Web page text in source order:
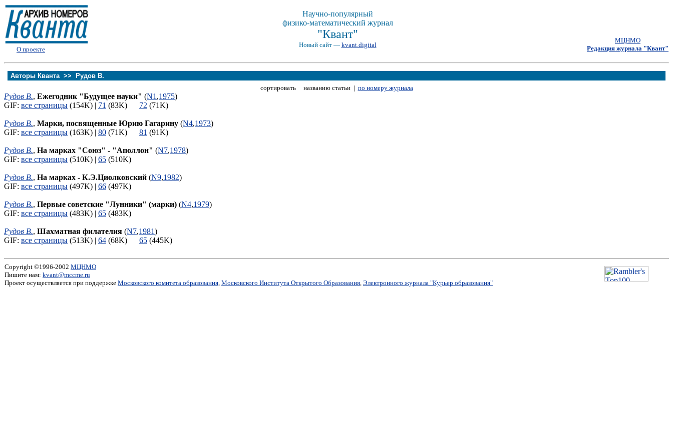
О проекте
Научно-популярный
физико-математический журнал
"Квант"
Новый сайт — kvant.digital
МЦНМО
Редакция журнала "Квант"
Авторы Кванта >>
Рудов В.
сортировать названию статьи | по номеру журнала
Рудов В., Ежегодник "Будущее науки" (N1 ,1975)
GIF: все страницы (154K) | 71 (83K) 72 (71K)
Рудов В., Марки, посвященные Юрию Гагарину (N4,1973)
GIF: все страницы (163K) | 80 (71K) 81 (91K)
Рудов В., На марках "Союз" - "Аполлон" (N7,1978)
GIF: все страницы (510K) | 65 (510K)
Рудов В., На марках - К.Э.Циолковский (N9,1982)
GIF: все страницы (497K) | 66 (497K)
Рудов В., Первые советские "Лунники" (марки) (N4,1979)
GIF: все страницы (483K) | 65 (483K)
Рудов В., Шахматная филателия (N7,1981)
GIF: все страницы (513K) | 64 (68K) 65 (445K)
Copyright ©1996-2002 МЦНМО
Пишите нам: kvant@mccme.ru
Проект осуществляется при поддержке Московского комитета образования, Московского Института Открытого Образования, Электронного журнала "Курьер образования"